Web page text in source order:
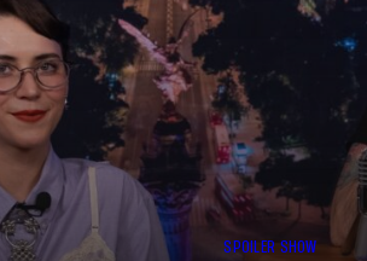
SPOILER SHOW